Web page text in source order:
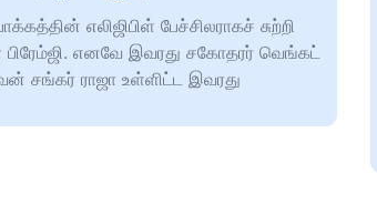
எலிஜிபிள் பேச்சிலராகச் சுற்றி
எனவே இவரது சகோதரர் வெங்கட்
சங்கர் ராஜா உள்ளிட்ட இவரது